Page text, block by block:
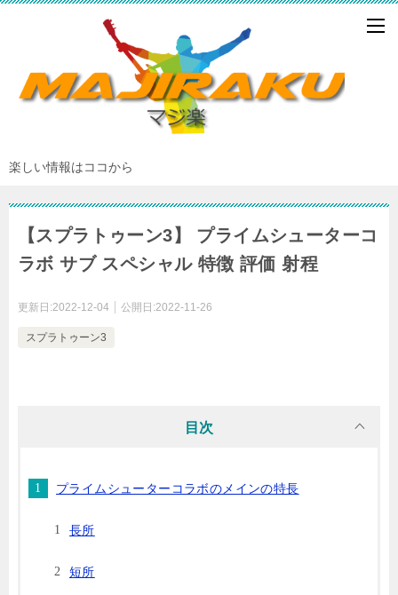
楽しい情報はココから
【スプラトゥーン3】 プライムシューターコ
ラボ サブ スペシャル 特徴 評価 射程
更新日:2022-12-04 公開日:2022-11-26
スプラトゥーン3
目次
プライムシューターコラボのメインの特長
長所
短所